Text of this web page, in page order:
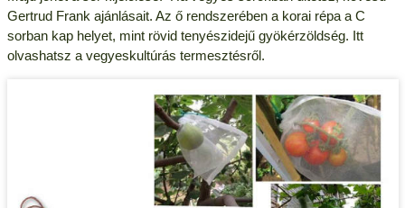
Gertrud Frank ajánlásait. Az ő rendszerében a korai répa a C
sorban kap helyet, mint rövid tenyészidejű gyökérzöldség. Itt
olvashatsz a vegyeskultúrás termesztésről.